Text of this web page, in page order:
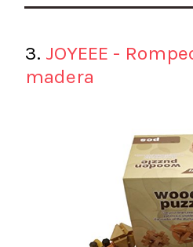
3. JOYEEE -
madera